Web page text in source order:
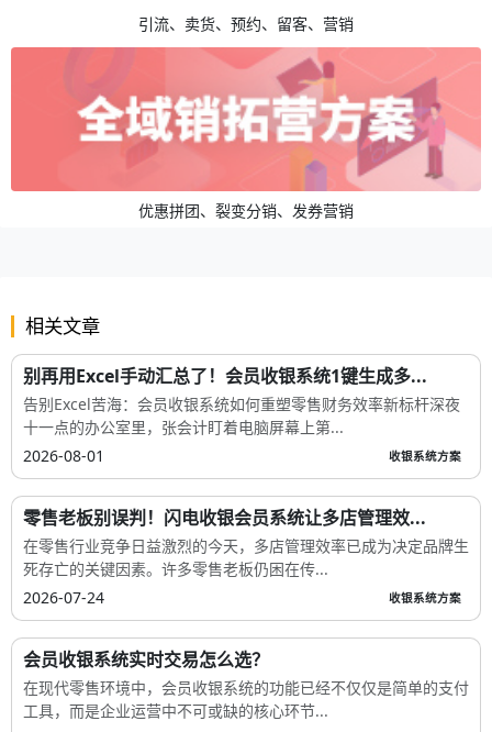
开单收银、聚合支付、分账与记账
引流、卖货、预约、留客、营销